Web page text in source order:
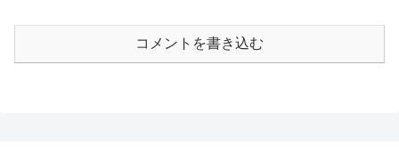
コメントを書き込む